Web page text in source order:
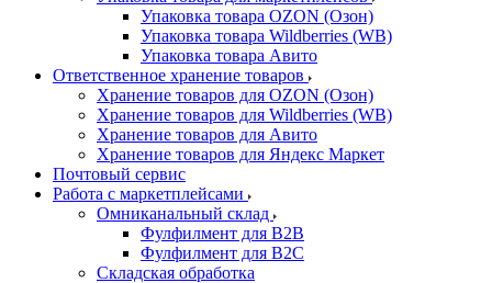
Упаковка товара OZON (Озон)
Упаковка товара Wildberries (WB)
Упаковка товара Авито
Ответственное хранение товаров
Хранение товаров для OZON (Озон)
Хранение товаров для Wildberries (WB)
Хранение товаров для Авито
Хранение товаров для Яндекс Маркет
Почтовый сервис
Работа с маркетплейсами
Омниканальный склад
Фулфилмент для B2B
Фулфилмент для B2C
Складская обработка